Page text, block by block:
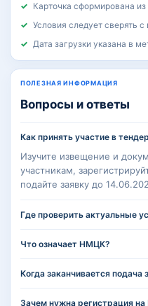
Карточка сформирована
Условия следует сверять
Дата загрузки указана в
ПОЛЕЗНАЯ ИНФОРМАЦИЯ
Вопросы и ответы
Как принять участие в
Изучите извещение и
участникам,
подайте заявку до
Где проверить актуальные
Что означает НМЦК?
Когда заканчивается подача
Зачем нужна регистрация